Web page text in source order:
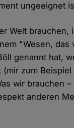
ungeeignet
Welt brauchen,
"Wesen, das
genannt hat,
zum Beispiel
wir brauchen –
anderen